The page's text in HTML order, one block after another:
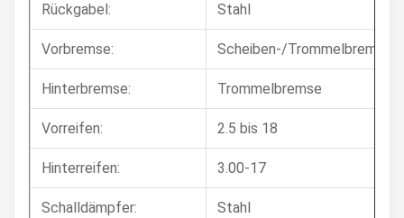
Rückgabel: Stahl
Vorbremse: Scheiben-/Trommelbremse
Hinterbremse: Trommelbremse
Vorreifen: 2.5 bis 18
Hinterreifen: 3.00-17
Schalldämpfer: Stahl